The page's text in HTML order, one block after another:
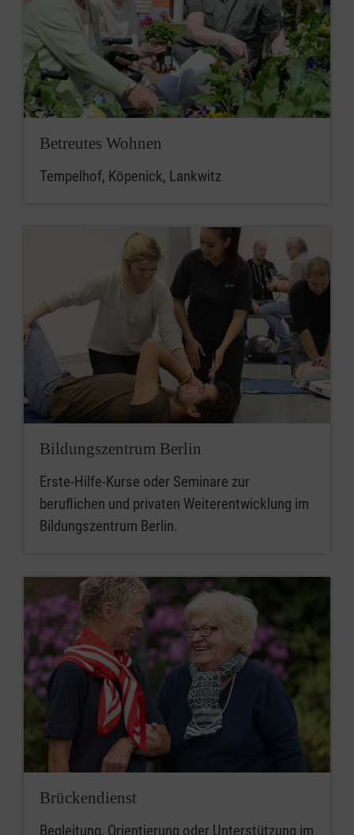
Betreutes Wohnen
Tempelhof, Köpenick, Lankwitz
Bildungszentrum Berlin
Erste-Hilfe-Kurse oder Seminare zur
beruflichen und privaten Weiterentwicklung im
Bildungszentrum Berlin.
Brückendienst
Begleitung, Orientierung oder Unterstützung im